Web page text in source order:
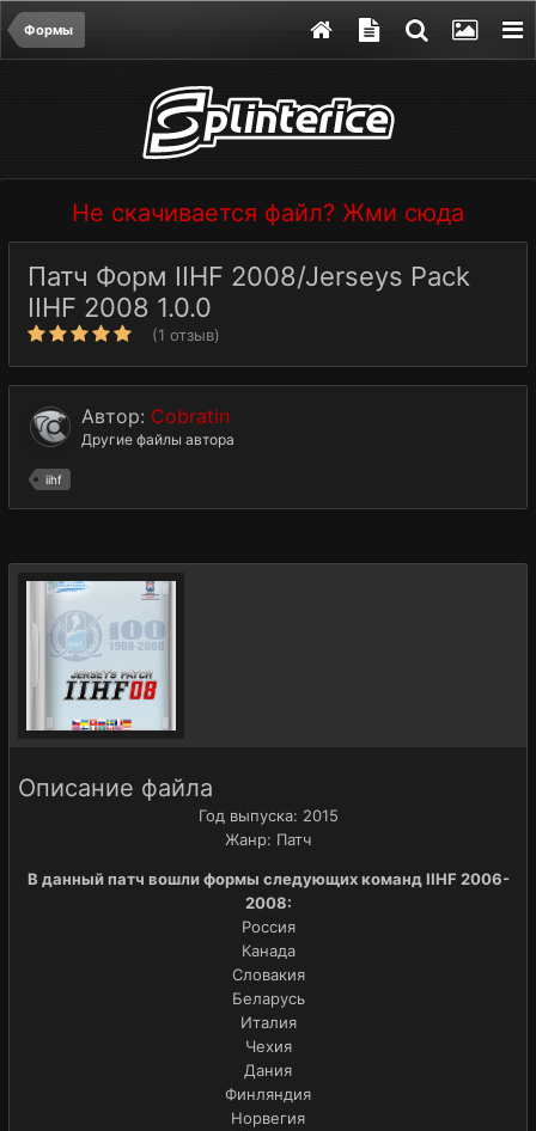
Формы
Не скачивается файл? Жми сюда
Патч Форм IIHF 2008/Jerseys Pack
IIHF 2008 1.0.0
(1 отзыв)
Автор: Cobratin
Другие файлы автора
iihf
Описание файла
Год выпуска: 2015
Жанр: Патч
В данный патч вошли формы следующих команд IIHF 2006-
2008:
Россия
Канада
Словакия
Беларусь
Италия
Чехия
Дания
Финляндия
Норвегия